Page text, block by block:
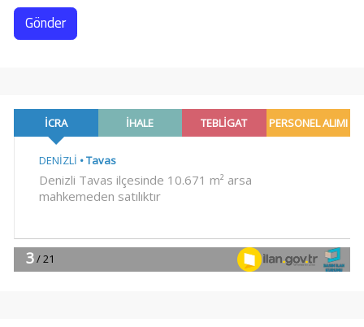
Gönder